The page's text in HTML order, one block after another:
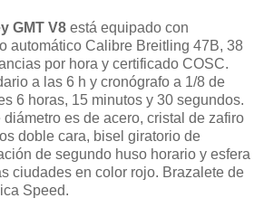
GMT V8 está equipado con
automático Calibre Breitling 47B, 38
por hora y certificado COSC.
a las 6 h y cronógrafo a 1/8 de
6 horas, 15 minutos y 30 segundos.
diámetro es de acero, cristal de zafiro
doble cara, bisel giratorio de
de segundo huso horario y esfera
ciudades en color rojo. Brazalete de
Speed.